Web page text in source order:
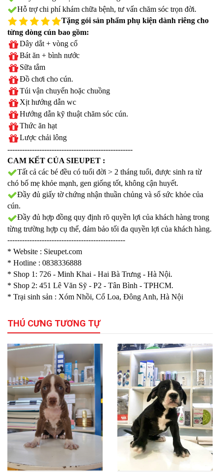
Hỗ trợ chi phí khám chữa bệnh, tư vấn chăm sóc trọn đời.
Tặng gói sản phẩm phụ kiện dành riêng cho
từng dòng cún bao gồm:
Dây dắt + vòng cổ
Bát ăn + bình nước
Sữa tắm
Đồ chơi cho cún.
Túi vận chuyển hoặc chuồng
Xịt hướng dẫn wc
Hướng dẫn kỹ thuật chăm sóc cún.
Thức ăn hạt
Lược chải lông
---------------------------------------------------
CAM KẾT CỦA SIEUPET :
Tất cả các bé đều có tuổi đời > 2 tháng tuổi, được sinh ra từ
chó bố mẹ khỏe mạnh, gen giống tốt, không cận huyết.
Đầy đủ giấy tờ chứng nhận thuần chủng và sổ sức khỏe của
cún.
Đầy đủ hợp đồng quy định rõ quyền lợi của khách hàng trong
từng trường hợp cụ thể, đảm bảo tối đa quyền lợi của khách hàng.
------------------------------------------------
* Website : Sieupet.com
* Hotline : 0838336888
* Shop 1: 726 - Minh Khai - Hai Bà Trưng - Hà Nội.
* Shop 2: 451 Lê Văn Sỹ - P2 - Tân Bình - TPHCM.
* Trại sinh sản : Xóm Nhồi, Cổ Loa, Đông Anh, Hà Nội
THÚ CƯNG TƯƠNG TỰ